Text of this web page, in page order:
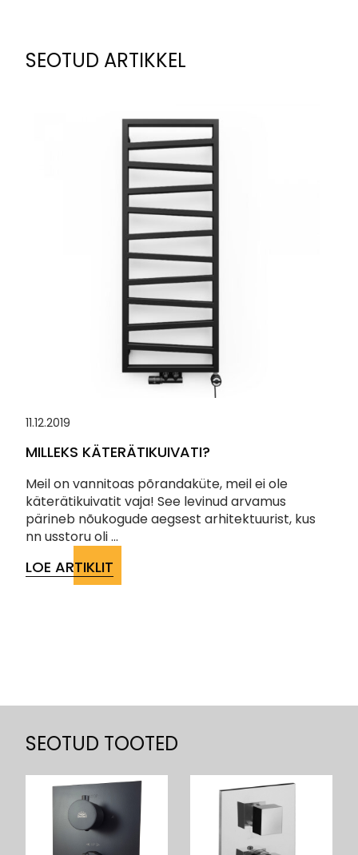
SEOTUD ARTIKKEL
11.12.2019
MILLEKS KÄTERÄTIKUIVATI?
Meil on vannitoas põrandaküte, meil ei ole
käterätikuivatit vaja! See levinud arvamus
pärineb nõukogude aegsest arhitektuurist, kus
nn usstoru oli ...
LOE ARTIKLIT
SEOTUD TOOTED